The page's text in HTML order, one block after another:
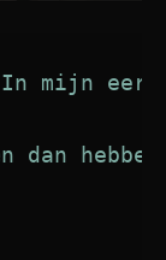
In mijn
dan